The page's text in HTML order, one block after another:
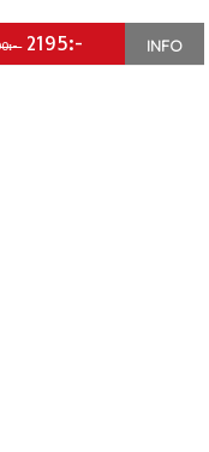
2195:- INFO